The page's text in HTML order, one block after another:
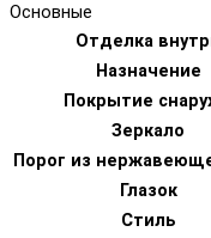
Основные
Отделка
Назначение
Покрытие
Зеркало
Порог из
Глазок
Стиль